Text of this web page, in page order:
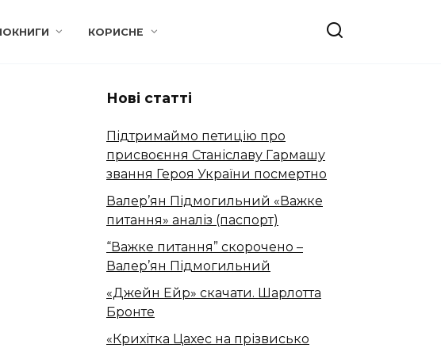
КОРИСНЕ
Нові статті
Підтримаймо петицію про
присвоєння Станіславу Гармашу
звання Героя України посмертно
Валер’ян Підмогильний «Важке
питання» аналіз (паспорт)
“Важке питання” скорочено –
Валер’ян Підмогильний
«Джейн Ейр» скачати. Шарлотта
Бронте
«Крихітка Цахес на прізвисько